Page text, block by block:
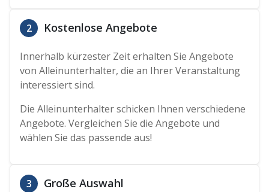
2 Kostenlose Angebote
Innerhalb kürzester Zeit erhalten Sie Angebote
von Alleinunterhalter, die an Ihrer Veranstaltung
interessiert sind.
Die Alleinunterhalter schicken Ihnen verschiedene
Angebote. Vergleichen Sie die Angebote und
wählen Sie das passende aus!
3 Große Auswahl